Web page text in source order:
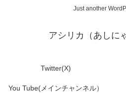
Just another
アシリカ（あしに
Twitter(X)
You Tube(メインチャンネル）